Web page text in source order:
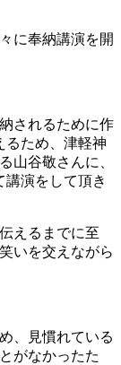
に奉納講演を開
されるために作
るため、津軽神
山谷敬さんに、
講演をして頂き
えるまでに至
いを交えながら
、見慣れている
がなかったた